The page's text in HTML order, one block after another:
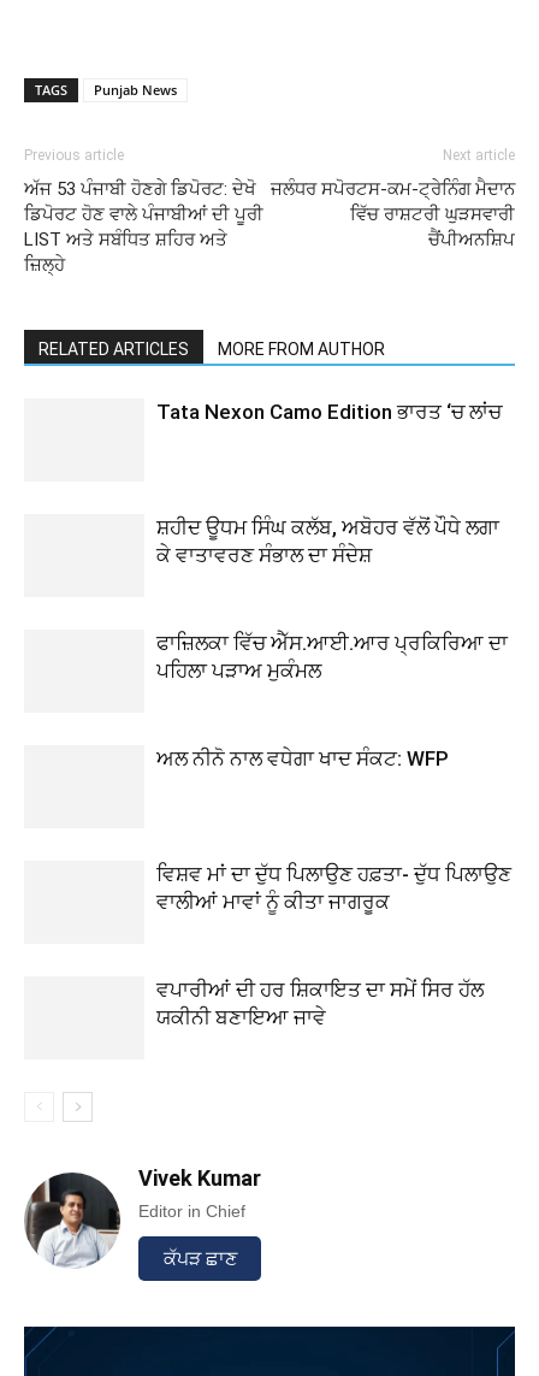
TAGS Punjab News
Previous article
ਅੱਜ 53 ਪੰਜਾਬੀ ਹੋਣਗੇ ਡਿਪੋਰਟ: ਦੇਖੋ
ਡਿਪੋਰਟ ਹੋਣ ਵਾਲੇ ਪੰਜਾਬੀਆਂ ਦੀ ਪੂਰੀ
LIST ਅਤੇ ਸਬੰਧਿਤ ਸ਼ਹਿਰ ਅਤੇ
ਜ਼ਿਲ੍ਹੇ
Next article
ਜਲੰਧਰ ਸਪੋਰਟਸ-ਕਮ-ਟ੍ਰੇਨਿੰਗ ਮੈਦਾਨ
ਵਿੱਚ ਰਾਸ਼ਟਰੀ ਘੁੜਸਵਾਰੀ
ਚੈਂਪੀਅਨਸ਼ਿਪ
RELATED ARTICLES MORE FROM AUTHOR
Tata Nexon Camo Edition ਭਾਰਤ ‘ਚ ਲਾਂਚ
ਸ਼ਹੀਦ ਊਧਮ ਸਿੰਘ ਕਲੱਬ, ਅਬੋਹਰ ਵੱਲੋਂ ਪੌਧੇ ਲਗਾ
ਕੇ ਵਾਤਾਵਰਣ ਸੰਭਾਲ ਦਾ ਸੰਦੇਸ਼
ਫਾਜ਼ਿਲਕਾ ਵਿੱਚ ਐੱਸ.ਆਈ.ਆਰ ਪ੍ਰਕਿਰਿਆ ਦਾ
ਪਹਿਲਾ ਪੜਾਅ ਮੁਕੰਮਲ
ਅਲ ਨੀਨੋ ਨਾਲ ਵਧੇਗਾ ਖਾਦ ਸੰਕਟ: WFP
ਵਿਸ਼ਵ ਮਾਂ ਦਾ ਦੁੱਧ ਪਿਲਾਉਣ ਹਫ਼ਤਾ- ਦੁੱਧ ਪਿਲਾਉਣ
ਵਾਲੀਆਂ ਮਾਵਾਂ ਨੂੰ ਕੀਤਾ ਜਾਗਰੂਕ
ਵਪਾਰੀਆਂ ਦੀ ਹਰ ਸ਼ਿਕਾਇਤ ਦਾ ਸਮੇਂ ਸਿਰ ਹੱਲ
ਯਕੀਨੀ ਬਣਾਇਆ ਜਾਵੇ
Vivek Kumar
Editor in Chief
ਕੱਪੜ ਛਾਣ